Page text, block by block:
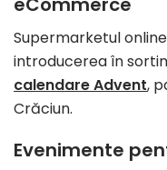
Supermarketul online
introducerea în
calendare Advent,
Crăciun.
Evenimente